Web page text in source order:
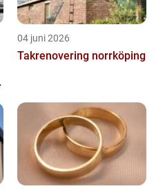
04 juni 2026
Takrenovering norrköping